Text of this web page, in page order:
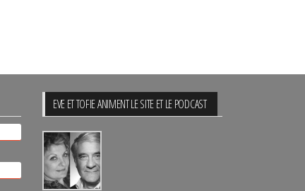
EVE ET TOFIE ANIMENT LE SITE ET LE PODCAST